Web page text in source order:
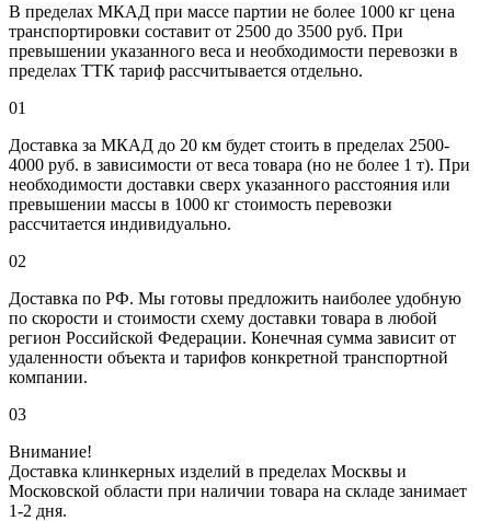
В пределах МКАД при массе партии не более 1000 кг цена
транспортировки составит от 2500 до 3500 руб. При
превышении указанного веса и необходимости перевозки в
пределах ТТК тариф рассчитывается отдельно.
01
Доставка за МКАД до 20 км будет стоить в пределах 2500-
4000 руб. в зависимости от веса товара (но не более 1 т). При
необходимости доставки сверх указанного расстояния или
превышении массы в 1000 кг стоимость перевозки
рассчитается индивидуально.
02
Доставка по РФ. Мы готовы предложить наиболее удобную
по скорости и стоимости схему доставки товара в любой
регион Российской Федерации. Конечная сумма зависит от
удаленности объекта и тарифов конкретной транспортной
компании.
03
Внимание!
Доставка клинкерных изделий в пределах Москвы и
Московской области при наличии товара на складе занимает
1-2 дня.